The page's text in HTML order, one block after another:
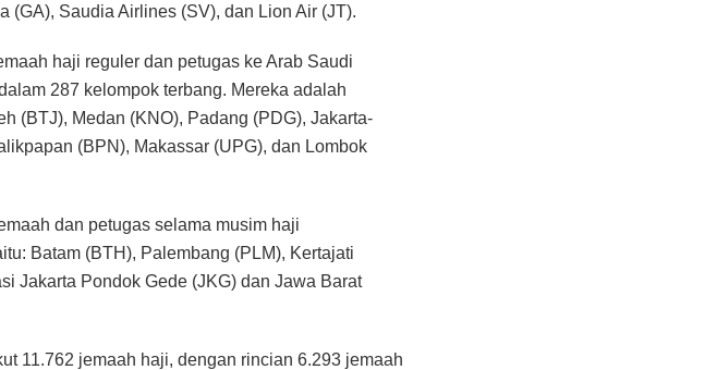
(GA), Saudia Airlines (SV), dan Lion Air (JT).
haji reguler dan petugas ke Arab Saudi
287 kelompok terbang. Mereka adalah
(BTJ), Medan (KNO), Padang (PDG), Jakarta-
(BPN), Makassar (UPG), dan Lombok
dan petugas selama musim haji
Batam (BTH), Palembang (PLM), Kertajati
Jakarta Pondok Gede (JKG) dan Jawa Barat
11.762 jemaah haji, dengan rincian 6.293 jemaah